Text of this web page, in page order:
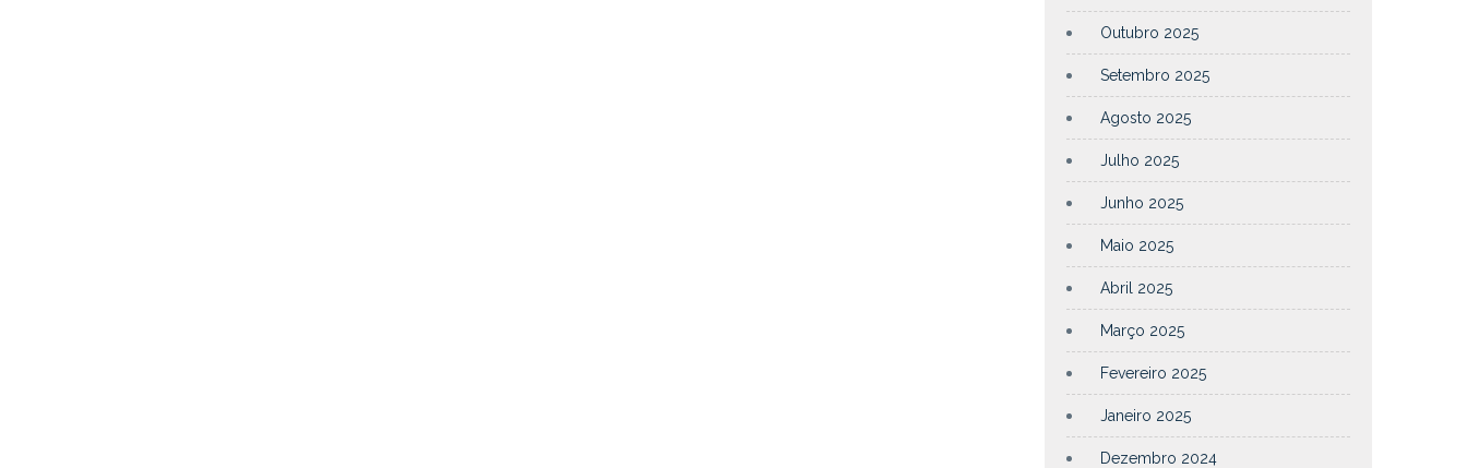
Outubro 2025
Setembro 2025
Agosto 2025
Julho 2025
Junho 2025
Maio 2025
Abril 2025
Março 2025
Fevereiro 2025
Janeiro 2025
Dezembro 2024